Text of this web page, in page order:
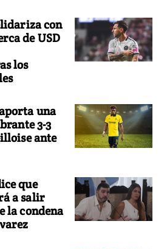
con
de USD
los
una
3-3
ante
que
a salir
la condena